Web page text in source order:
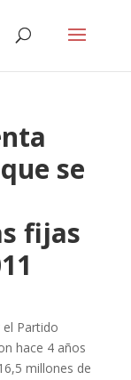
se
fijas
el Partido
hace 4 años
millones de